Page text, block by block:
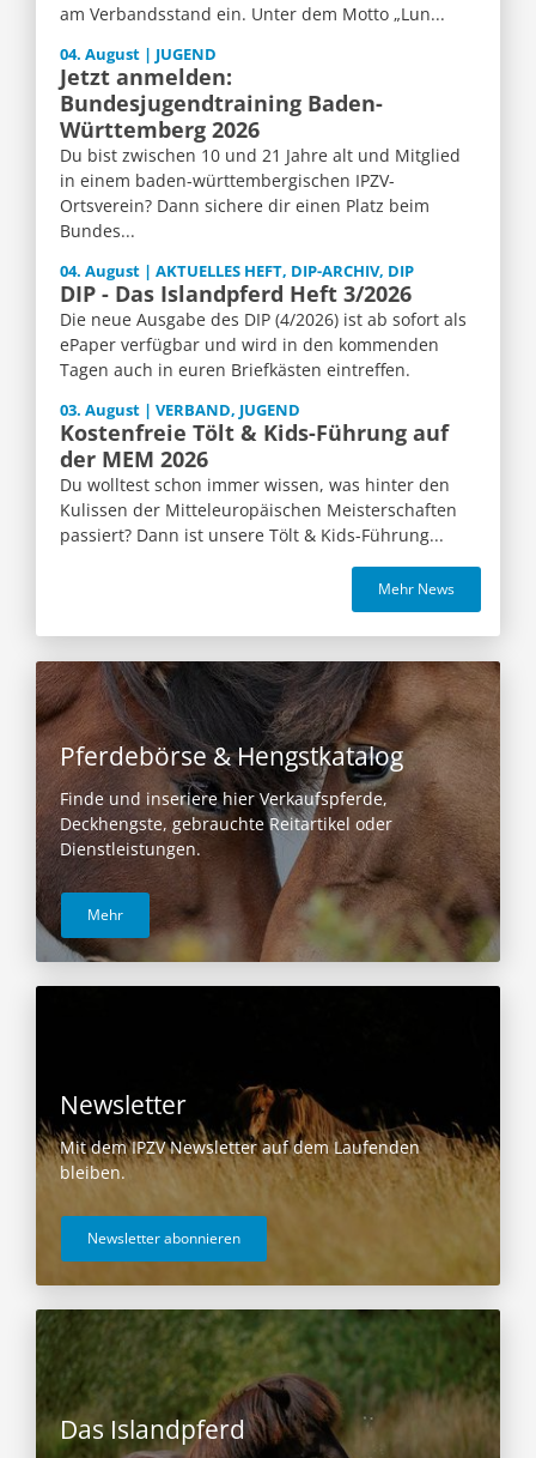
am Verbandsstand ein. Unter dem Motto „Lun...
04. August | JUGEND
Jetzt anmelden:
Bundesjugendtraining Baden-
Württemberg 2026
Du bist zwischen 10 und 21 Jahre alt und Mitglied
in einem baden-württembergischen IPZV-
Ortsverein? Dann sichere dir einen Platz beim
Bundes...
04. August | AKTUELLES HEFT, DIP-ARCHIV, DIP
DIP - Das Islandpferd Heft 3/2026
Die neue Ausgabe des DIP (4/2026) ist ab sofort als
ePaper verfügbar und wird in den kommenden
Tagen auch in euren Briefkästen eintreffen.
03. August | VERBAND, JUGEND
Kostenfreie Tölt & Kids-Führung auf
der MEM 2026
Du wolltest schon immer wissen, was hinter den
Kulissen der Mitteleuropäischen Meisterschaften
passiert? Dann ist unsere Tölt & Kids-Führung...
Mehr News
Pferdebörse & Hengstkatalog
Finde und inseriere hier Verkaufspferde,
Deckhengste, gebrauchte Reitartikel oder
Dienstleistungen.
Mehr
Newsletter
Mit dem IPZV Newsletter auf dem Laufenden
bleiben.
Newsletter abonnieren
Das Islandpferd